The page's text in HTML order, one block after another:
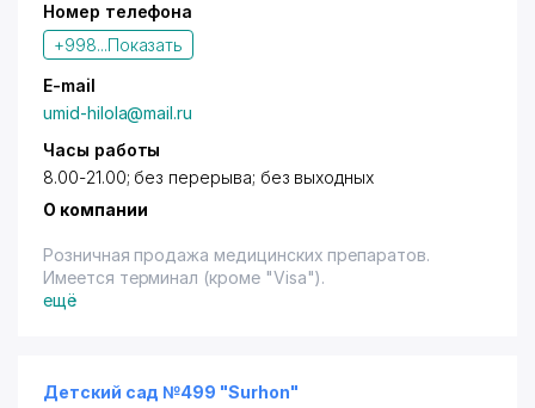
Номер телефона
+998...Показать
E-mail
umid-hilola@mail.ru
Часы работы
8.00-21.00; без перерыва; без выходных
О компании
Розничная продажа медицинских препаратов.
Имеется терминал (кроме "Visa").
ещё
Детский сад №499 "Surhon"